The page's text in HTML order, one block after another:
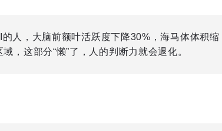
人，大脑前额叶活跃度下降30%，海马体体积缩
，这部分“懒”了，人的判断力就会退化。